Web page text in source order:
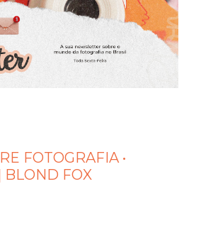
da coragem, o protetor da vida e
coloca-se ao seu lado. Ele não
passageiras nem para as
Ele olha para a sua estrutura,
e coloca um escudo de luz
FOTOGRAFIA •
BLOND FOX